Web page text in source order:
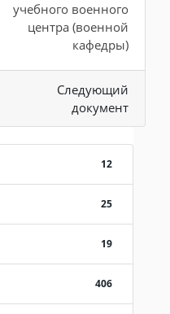
учебного военного
центра (военной
кафедры)
Следующий
документ
12
25
19
406